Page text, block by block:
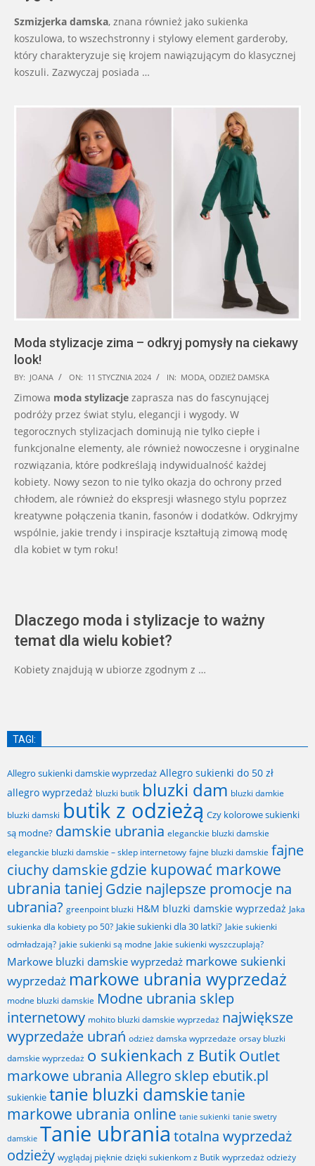
Szmizjerka damska, znana również jako sukienka
koszulowa, to wszechstronny i stylowy element garderoby,
który charakteryzuje się krojem nawiązującym do klasycznej
koszuli. Zazwyczaj posiada …
Moda stylizacje zima – odkryj pomysły na ciekawy
look!
2024-
01-
11
BY: JOANA ON: 11 STYCZNIA 2024 IN: MODA, ODZIEŻ DAMSKA
Zimowa moda stylizacje zaprasza nas do fascynującej
podróży przez świat stylu, elegancji i wygody. W
tegorocznych stylizacjach dominują nie tylko ciepłe i
funkcjonalne elementy, ale również nowoczesne i oryginalne
rozwiązania, które podkreślają indywidualność każdej
kobiety. Nowy sezon to nie tylko okazja do ochrony przed
chłodem, ale również do ekspresji własnego stylu poprzez
kreatywne połączenia tkanin, fasonów i dodatków. Odkryjmy
wspólnie, jakie trendy i inspiracje kształtują zimową modę
dla kobiet w tym roku!
Dlaczego moda i stylizacje to ważny
temat dla wielu kobiet?
Kobiety znajdują w ubiorze zgodnym z …
TAGI:
Allegro sukienki damskie wyprzedaż Allegro sukienki do 50 zł
allegro wyprzedaż bluzki butik bluzki dam bluzki damkie
bluzki damski butik z odzieżą Czy kolorowe sukienki
są modne? damskie ubrania eleganckie bluzki damskie
eleganckie bluzki damskie – sklep internetowy fajne bluzki damskie fajne
ciuchy damskiegdzie kupować markowe
ubrania taniej Gdzie najlepsze promocje na
ubrania? greenpoint bluzki H&M bluzki damskie wyprzedaż Jaka
sukienka dla kobiety po 50? Jakie sukienki dla 30 latki? Jakie sukienki
odmładzają? jakie sukienki są modne Jakie sukienki wyszczuplają?
Markowe bluzki damskie wyprzedaż markowe sukienki
wyprzedaż markowe ubrania wyprzedaż
modne bluzki damskie Modne ubrania sklep
internetowy mohito bluzki damskie wyprzedaż największe
wyprzedaże ubrań odzież damska wyprzedaże orsay bluzki
damskie wyprzedaż o sukienkach z Butik Outlet
markowe ubrania Allegro sklep ebutik.pl
sukienkie tanie bluzki damskietanie
markowe ubrania online tanie sukienki tanie swetry
damskie Tanie ubrania totalna wyprzedaż
odzieży wyglądaj pięknie dzięki sukienkom z Butik wyprzedaż odzieży